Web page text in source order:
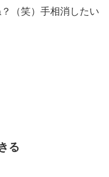
（笑）手相消したい
る